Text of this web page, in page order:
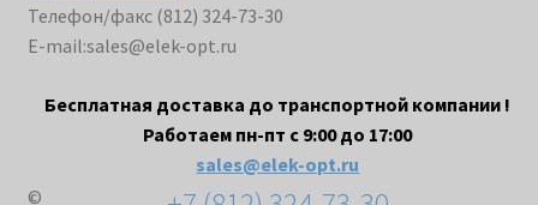
Телефон/факс (812) 324-73-30
E-mail:sales@elek-opt.ru
Бесплатная доставка до транспортной компании !
Работаем пн-пт с 9:00 до 17:00
sales@elek-opt.ru
©